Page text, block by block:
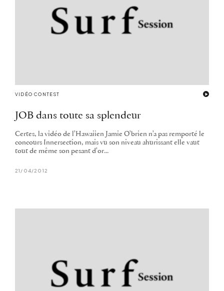
VIDÉO CONTEST
JOB dans toute sa splendeur
Certes, la vidéo de l'Hawaiien Jamie O'brien n'a pas remporté le
concours Innersection, mais vu son niveau ahurissant elle vaut
tout de même son pesant d'or...
21/04/2012